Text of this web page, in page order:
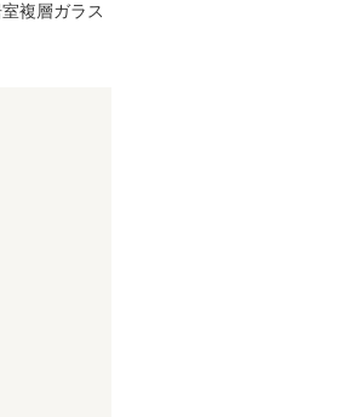
複層ガラス